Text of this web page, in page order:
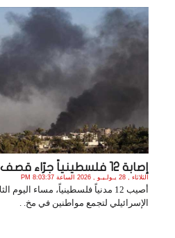
إصابة 12 فلسطينياً جرّاء قصف صهيوني ...
الثلاثاء , 28 يـولـيـو , 2026 الساعة 8:03:37 PM
أصيب 12 مدنياً فلسطينياً، مساء
الإسرائيلي لتجمع مواطنين في مخ. .